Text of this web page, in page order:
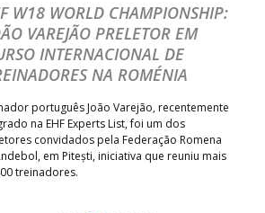
W18 WORLD CHAMPIONSHIP:
VAREJÃO PRELETOR EM
INTERNACIONAL DE
NA ROMÉNIA
português João Varejão, recentemente
na EHF Experts List, foi um dos
convidados pela Federação Romena
em Pitești, iniciativa que reuniu mais
treinadores.